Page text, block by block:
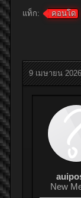
แท็ก: คอนโด
9 เมษายน 2026
New